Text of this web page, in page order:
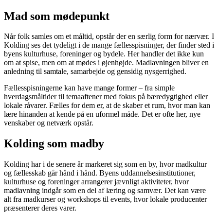
Mad som mødepunkt
Når folk samles om et måltid, opstår der en særlig form for nærvær. I
Kolding ses det tydeligt i de mange fællesspisninger, der finder sted i
byens kulturhuse, foreninger og bydele. Her handler det ikke kun
om at spise, men om at mødes i øjenhøjde. Madlavningen bliver en
anledning til samtale, samarbejde og gensidig nysgerrighed.
Fællesspisningerne kan have mange former – fra simple
hverdagsmåltider til temaaftener med fokus på bæredygtighed eller
lokale råvarer. Fælles for dem er, at de skaber et rum, hvor man kan
lære hinanden at kende på en uformel måde. Det er ofte her, nye
venskaber og netværk opstår.
Kolding som madby
Kolding har i de senere år markeret sig som en by, hvor madkultur
og fællesskab går hånd i hånd. Byens uddannelsesinstitutioner,
kulturhuse og foreninger arrangerer jævnligt aktiviteter, hvor
madlavning indgår som en del af læring og samvær. Det kan være
alt fra madkurser og workshops til events, hvor lokale producenter
præsenterer deres varer.